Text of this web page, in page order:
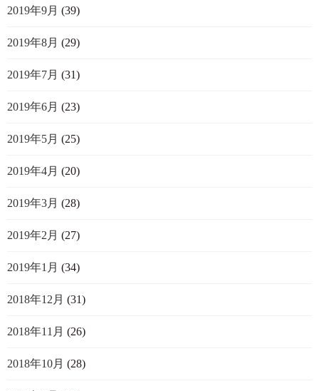
2019年9月 (39)
2019年8月 (29)
2019年7月 (31)
2019年6月 (23)
2019年5月 (25)
2019年4月 (20)
2019年3月 (28)
2019年2月 (27)
2019年1月 (34)
2018年12月 (31)
2018年11月 (26)
2018年10月 (28)